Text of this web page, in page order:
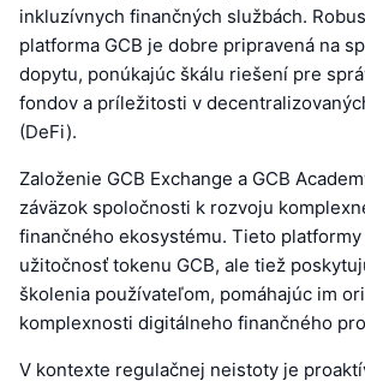
inkluzívnych finančných službách.
platforma GCB je dobre pripravená na
dopytu, ponúkajúc škálu riešení pre
fondov a príležitosti v
(DeFi).
Založenie GCB Exchange a GCB
záväzok spoločnosti k rozvoju
finančného ekosystému. Tieto
užitočnosť tokenu GCB, ale tiež
školenia používateľom, pomáhajúc im
komplexnosti digitálneho finančného
V kontexte regulačnej neistoty je